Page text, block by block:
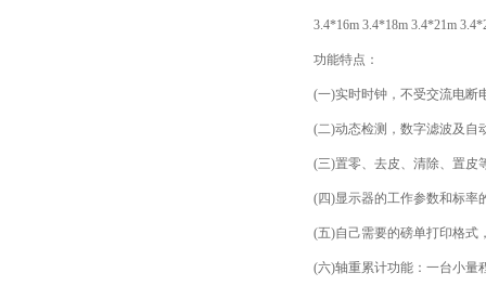
3.4*16m 3.4*18m 3.4*21m
功能特点：
(一)实时时钟，不受交流电断
(二)动态检测，数字滤波及自
(三)置零、去皮、清除、置皮
(四)显示器的工作参数和标率
(五)自己需要的磅单打印格式
(六)轴重累计功能：一台小量